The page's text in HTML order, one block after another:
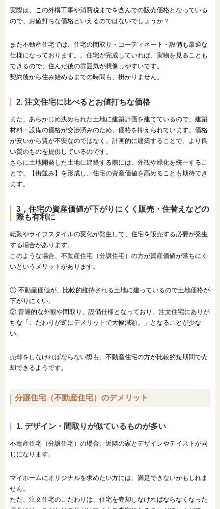
実際は、この外構工事や消費税までを含んでの販売価格となっている
ので、お値打ちな価格といえるのではないでしょうか？
また不動産住宅では、住宅の間取り・コーディネート・設備も最適な
仕様になっております。。住宅が完成していれば、実物を見ることも
できるので、住んだ後の雰囲気が想像しやすいです。
契約後から住み始めるまでの時間も、掛かりません。
2. 注文住宅に比べるとお値打ちな価格
また、あらかじめ決められた土地に建築計画を建てているので、建築
材料・設備の価格が交渉済みのため、価格を抑えられています。価格
が安いから質が不安なのではなく、計画的に建築することで、より良
い質のものを提供しているのです。
さらに土地開発した土地に建築する際には、外観や緑化を統一するこ
とで、【街並み】を形成し、住宅の資産価値を高めることも期待でき
ます。
3，住宅の資産価値が下がりにくく販売・住替えなどの
際も有利に
転勤やライフスタイルの変化が発生して、住宅を販売する必要が発生
する場合があります。
このような場合、不動産住宅（分譲住宅）の方が資産価値が落ちにく
いというメリットがあります。
①.不動産価値が、比較的維持される土地に建っているので土地価格が
下がりにくい。
②.普遍的な外観や間取り、設備仕様となっており、注文住宅にありが
ちな「こだわりが逆にデメリットで大幅減額。」となることが少な
い。
売却をしなければならない際も、不動産住宅の方が比較的短期間で売
却できるようです。
分譲住宅（不動産住宅）のデメリット
1. デザイン・間取りが似ているものが多い
不動産住宅（分譲住宅）の場合、近隣の家とデザインやテイストが同
じになります。
マイホームにオリジナルを求めたい方には、満足できないかもしれま
せん。
ただ、注文住宅のこだわりは、住宅を売却しなければならなくなった